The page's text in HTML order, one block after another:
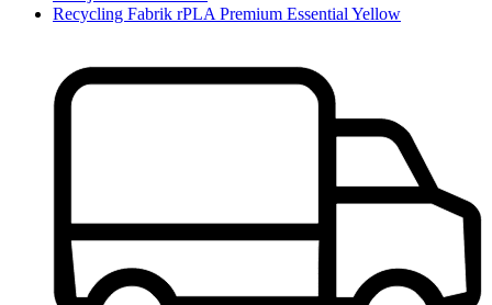
Recycling Fabrik rPLA Premium Essential Yellow